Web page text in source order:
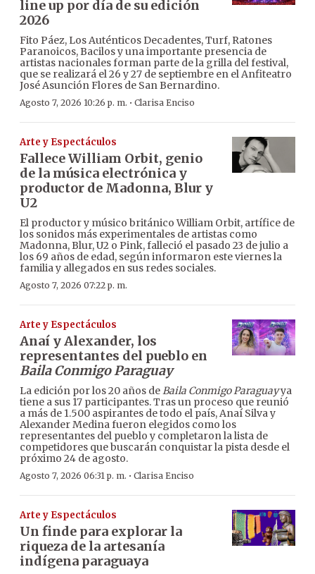
line up por día de su edición
2026
Fito Páez, Los Auténticos Decadentes, Turf, Ratones
Paranoicos, Bacilos y una importante presencia de
artistas nacionales forman parte de la grilla del festival,
que se realizará el 26 y 27 de septiembre en el Anfiteatro
José Asunción Flores de San Bernardino.
Agosto 7, 2026 10:26 p. m. · Clarisa Enciso
Arte y Espectáculos
Fallece William Orbit, genio
de la música electrónica y
productor de Madonna, Blur y
U2
El productor y músico británico William Orbit, artífice de
los sonidos más experimentales de artistas como
Madonna, Blur, U2 o Pink, falleció el pasado 23 de julio a
los 69 años de edad, según informaron este viernes la
familia y allegados en sus redes sociales.
Agosto 7, 2026 07:22 p. m.
Arte y Espectáculos
Anaí y Alexander, los
representantes del pueblo en
Baila Conmigo Paraguay
La edición por los 20 años deBaila Conmigo Paraguayya
tiene a sus 17 participantes. Tras un proceso que reunió
a más de 1.500 aspirantes de todo el país, Anaí Silva y
Alexander Medina fueron elegidos como los
representantes del pueblo y completaron la lista de
competidores que buscarán conquistar la pista desde el
próximo 24 de agosto.
Agosto 7, 2026 06:31 p. m. · Clarisa Enciso
Arte y Espectáculos
Un finde para explorar la
riqueza de la artesanía
indígena paraguaya